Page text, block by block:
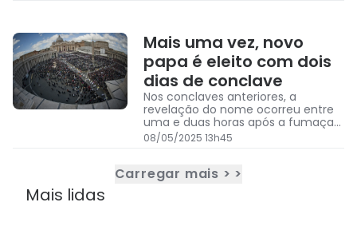
Mais uma vez, novo
papa é eleito com dois
dias de conclave
Nos conclaves anteriores, a
revelação do nome ocorreu entre
uma e duas horas após a fumaça
branca
08/05/2025 13h45
Carregar mais > >
Mais lidas